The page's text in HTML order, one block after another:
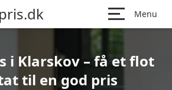
Menu
i Klarskov – få et flot
til en god pris